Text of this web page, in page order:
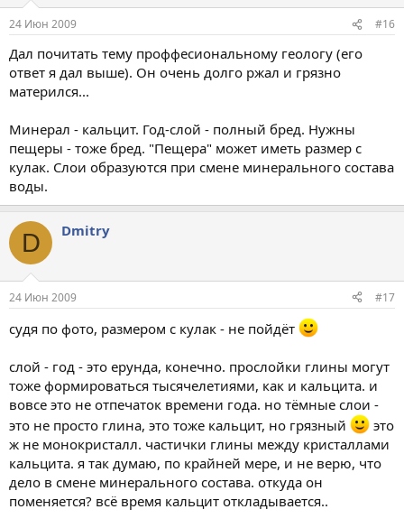
24 Июн 2009 #16
Дал почитать тему проффесиональному геологу (его
ответ я дал выше). Он очень долго ржал и грязно
матерился...
Минерал - кальцит. Год-слой - полный бред. Нужны
пещеры - тоже бред. "Пещера" может иметь размер с
кулак. Слои образуются при смене минерального состава
воды.
D Dmitry
24 Июн 2009 #17
судя по фото, размером с кулак - не пойдёт
слой - год - это ерунда, конечно. прослойки глины могут
тоже формироваться тысячелетиями, как и кальцита. и
вовсе это не отпечаток времени года. но тёмные слои -
это не просто глина, это тоже кальцит, но грязный
это
ж не монокристалл. частички глины между кристаллами
кальцита. я так думаю, по крайней мере, и не верю, что
дело в смене минерального состава. откуда он
поменяется? всё время кальцит откладывается..